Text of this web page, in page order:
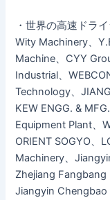
・世界の高速ドラ
Wity Machinery、
Machine、CYY
Industrial、
Technology、
KEW ENGG. &
Equipment Plant、
ORIENT SOGYO、
Machinery、
Zhejiang Fangbang
Jiangyin Chengbao